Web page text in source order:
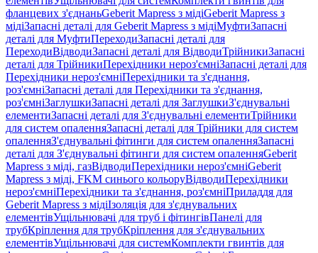
фланцевих з'єднаньGeberit Mapress з мідіGeberit Mapress з
мідіЗапасні деталі для Geberit Mapress з мідіМуфтиЗапасні
деталі для МуфтиПереходиЗапасні деталі для
ПереходиВідводиЗапасні деталі для ВідводиТрійникиЗапасні
деталі для ТрійникиПерехідники нероз'ємніЗапасні деталі для
Перехідники нероз'ємніПерехідники та з'єднання,
роз'ємніЗапасні деталі для Перехідники та з'єднання,
роз'ємніЗаглушкиЗапасні деталі для ЗаглушкиЗ'єднувальні
елементиЗапасні деталі для З'єднувальні елементиТрійники
для систем опаленняЗапасні деталі для Трійники для систем
опаленняЗ'єднувальні фітинги для систем опаленняЗапасні
деталі для З'єднувальні фітинги для систем опаленняGeberit
Mapress з міді, газВідводиПерехідники нероз'ємніGeberit
Mapress з міді, FKM синього кольоруВідводиПерехідники
нероз'ємніПерехідники та з'єднання, роз'ємніПриладдя для
Geberit Mapress з мідіІзоляція для з'єднувальних
елементівУщільнювачі для труб і фітингівПанелі для
трубКріплення для трубКріплення для з'єднувальних
елементівУщільнювачі для системКомплекти гвинтів для